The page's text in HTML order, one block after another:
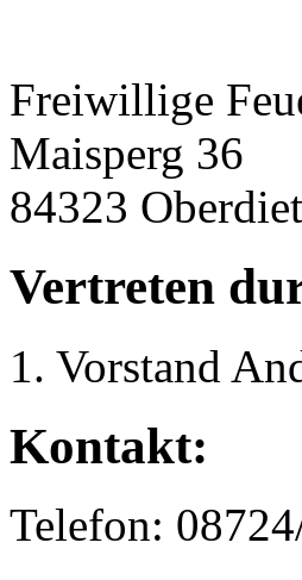
Freiwillige
Maisperg 36
84323
Vertreten
1. Vorstand
Kontakt:
Telefon: